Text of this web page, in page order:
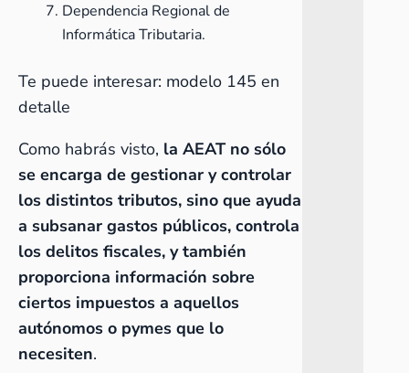
Dependencia Regional de
Informática Tributaria.
Te puede interesar: modelo 145 en
detalle
Como habrás visto, la AEAT no sólo
se encarga de gestionar y controlar
los distintos tributos, sino que ayuda
a subsanar gastos públicos, controla
los delitos fiscales, y también
proporciona información sobre
ciertos impuestos a aquellos
autónomos o pymes que lo
necesiten.